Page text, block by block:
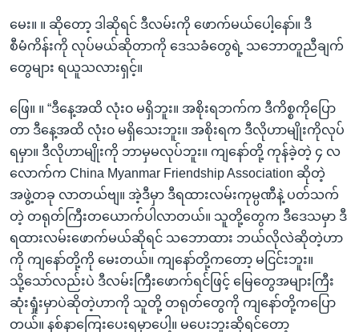
မေး။ ။ ဆိုတော့ ဒါဆိုရင် ဒီလမ်းကို ဖောက်မယ်ပေါ့နော်။ ဒီ
စီမံကိန်းကို လုပ်မယ်ဆိုတာကို ဒေသခံတွေရဲ့ သဘောတူညီချက်
တွေများ ရယူသလားရှင့်။
ဖြေ။ ။ “ဒီနေ့အထိ လုံး၀ မရှိဘူး။ အစိုးရဘက်က ဒီကိစ္စကိုပြော
တာ ဒီနေ့အထိ လုံး၀ မရှိသေးဘူး။ အစိုးရက ဒီလိုဟာမျိုးကိုလုပ်
ရမှာ။ ဒီလိုဟာမျိုးကို ဘာမှမလုပ်ဘူး။ ကျနော်တို့ ကုန်ခဲ့တဲ့ ၄ လ
လောက်က China Myanmar Friendship Association ဆိုတဲ့
အဖွဲ့တခု လာတယ်ဗျ။ အဲ့ဒီမှာ ဒီရထားလမ်းကုမ္ပဏီနဲ့ ပတ်သက်
တဲ့ တရုတ်ကြီးတယောက်ပါလာတယ်။ သူတို့တွေက ဒီဒေသမှာ ဒီ
ရထားလမ်းဖောက်မယ်ဆိုရင် သဘောထား ဘယ်လိုလဲဆိုတဲ့ဟာ
ကို ကျနော်တို့ကို မေးတယ်။ ကျနော်တို့ကတော့ မငြင်းဘူး။
သို့သော်လည်းပဲ ဒီလမ်းကြီးဖောက်ရင်ဖြင့် မြေတွေအများကြီး
ဆုံးရှုံးမှာပဲဆိုတဲ့ဟာကို သူတို့ တရုတ်တွေကို ကျနော်တို့ကပြော
တယ်။ နစ်နာကြေးပေးရမှာပေါ့။ မပေးဘူးဆိုရင်တော့